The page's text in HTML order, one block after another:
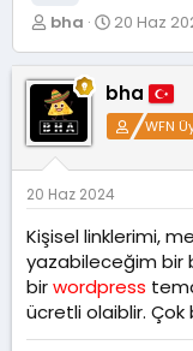
K
u
y
u
B
ş
l
a
t
a
bha
B
l
a
n
ı
ç
t
a
r
i
h
i
20 Haz
bha
WFN
20 Haz 2024
Kişisel linklerimi,
yazabileceğim bir
birwordpress
ücretli olaiblir. Çok